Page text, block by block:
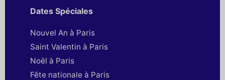
Dates Spéciales
Nouvel An à Paris
Saint Valentin à Paris
Noël à Paris
Fête nationale à Paris